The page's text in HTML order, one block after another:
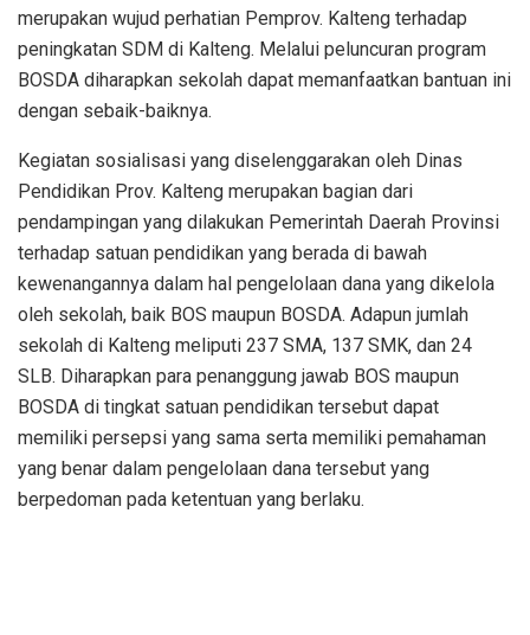
merupakan wujud perhatian Pemprov. Kalteng terhadap
peningkatan SDM di Kalteng. Melalui peluncuran program
BOSDA diharapkan sekolah dapat memanfaatkan bantuan ini
dengan sebaik-baiknya.
Kegiatan sosialisasi yang diselenggarakan oleh Dinas
Pendidikan Prov. Kalteng merupakan bagian dari
pendampingan yang dilakukan Pemerintah Daerah Provinsi
terhadap satuan pendidikan yang berada di bawah
kewenangannya dalam hal pengelolaan dana yang dikelola
oleh sekolah, baik BOS maupun BOSDA. Adapun jumlah
sekolah di Kalteng meliputi 237 SMA, 137 SMK, dan 24
SLB. Diharapkan para penanggung jawab BOS maupun
BOSDA di tingkat satuan pendidikan tersebut dapat
memiliki persepsi yang sama serta memiliki pemahaman
yang benar dalam pengelolaan dana tersebut yang
berpedoman pada ketentuan yang berlaku.